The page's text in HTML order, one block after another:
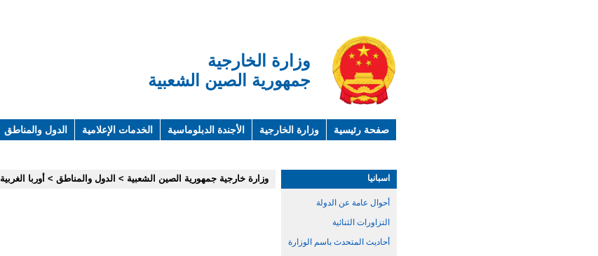
وزارة الخارجية
جمهورية الصين الشعبية
صفحة رئيسية وزارة الخارجية الأجندة الدبلوماسية الخدمات الإعلامية الدول والمناطق
اسبانيا
أحوال عامة عن الدولة
التزاورات الثنائية
أحاديث المتحدث باسم الوزارة
وزارة خارجية جمهورية الصين الشعبية > الدول والمناطق > أوربا الغربية